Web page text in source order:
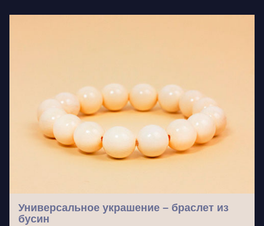
Универсальное украшение – браслет из
бусин